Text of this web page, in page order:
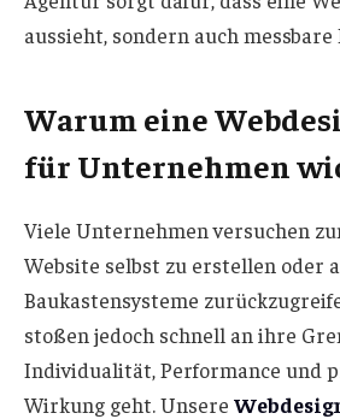
aussieht, sondern auch
Warum eine
für Unternehmen
Viele Unternehmen versuchen
Website selbst zu erstellen oder
Baukastensysteme
stoßen jedoch schnell an ihre
Individualität, Performance und
Wirkung geht. Unsere